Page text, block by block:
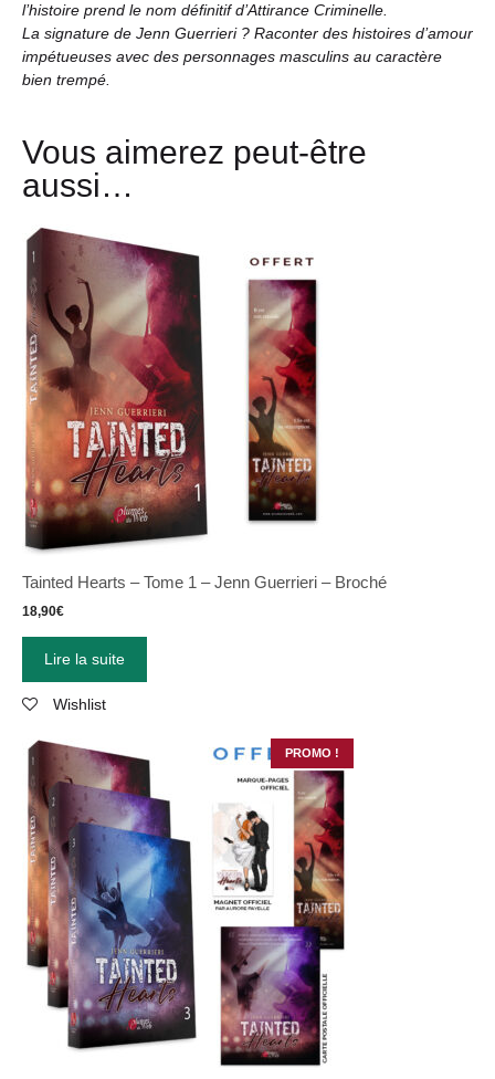
l’histoire prend le nom définitif d’Attirance Criminelle.
La signature de Jenn Guerrieri ? Raconter des histoires d’amour
impétueuses avec des personnages masculins au caractère
bien trempé.
Vous aimerez peut-être
aussi…
Tainted Hearts – Tome 1 – Jenn Guerrieri – Broché
18,90€
Lire la suite
Wishlist
PROMO !